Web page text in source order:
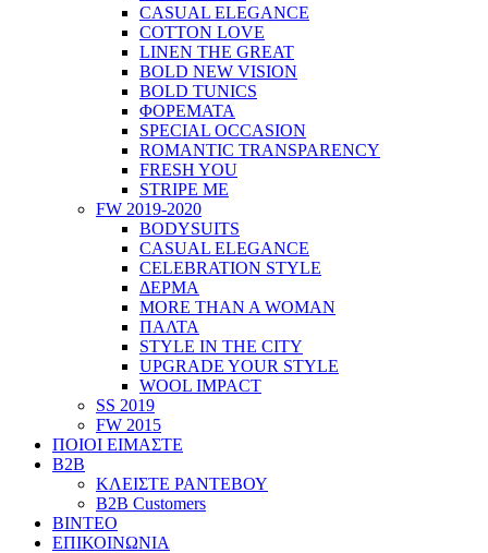
CASUAL ELEGANCE
COTTON LOVE
LINEN THE GREAT
BOLD NEW VISION
BOLD TUNICS
ΦΟΡΕΜΑΤΑ
SPECIAL OCCASION
ROMANTIC TRANSPARENCY
FRESH YOU
STRIPE ME
FW 2019-2020
BODYSUITS
CASUAL ELEGANCE
CELEBRATION STYLE
ΔΕΡΜΑ
MORE THAN A WOMAN
ΠΑΛΤΑ
STYLE IN THE CITY
UPGRADE YOUR STYLE
WOOL IMPACT
SS 2019
FW 2015
ΠΟΙΟΙ ΕΙΜΑΣΤΕ
B2B
ΚΛΕΙΣΤΕ ΡΑΝΤΕΒΟΥ
B2B Customers
ΒΙΝΤΕΟ
ΕΠΙΚΟΙΝΩΝΙΑ